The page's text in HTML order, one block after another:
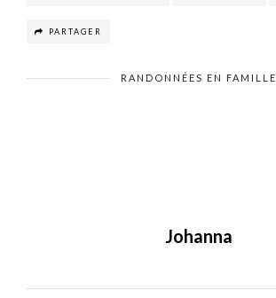
PARTAGER
RANDONNÉES EN FAMILLE
Johanna